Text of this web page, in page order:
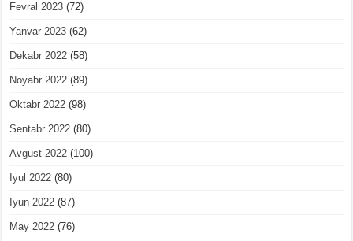
Fevral 2023 (72)
Yanvar 2023 (62)
Dekabr 2022 (58)
Noyabr 2022 (89)
Oktabr 2022 (98)
Sentabr 2022 (80)
Avgust 2022 (100)
Iyul 2022 (80)
Iyun 2022 (87)
May 2022 (76)